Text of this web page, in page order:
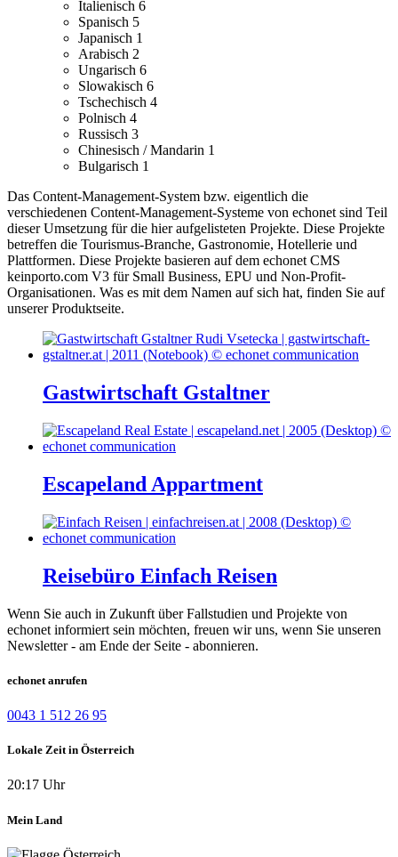
Italienisch 6
Spanisch 5
Japanisch 1
Arabisch 2
Ungarisch 6
Slowakisch 6
Tschechisch 4
Polnisch 4
Russisch 3
Chinesisch / Mandarin 1
Bulgarisch 1
Das Content-Management-System bzw. eigentlich die
verschiedenen Content-Management-Systeme von echonet sind Teil
dieser Umsetzung für die hier aufgelisteten Projekte. Diese Projekte
betreffen die Tourismus-Branche, Gastronomie, Hotellerie und
Plattformen. Diese Projekte basieren auf dem echonet CMS
keinporto.com V3 für Small Business, EPU und Non-Profit-
Organisationen. Was es mit dem Namen auf sich hat, finden Sie auf
unserer Produktseite.
Gastwirtschaft Gstaltner
Escapeland Appartment
Reisebüro Einfach Reisen
Wenn Sie auch in Zukunft über Fallstudien und Projekte von
echonet informiert sein möchten, freuen wir uns, wenn Sie unseren
Newsletter - am Ende der Seite - abonnieren.
echonet anrufen
0043 1 512 26 95
Lokale Zeit in Österreich
20:17 Uhr
Mein Land